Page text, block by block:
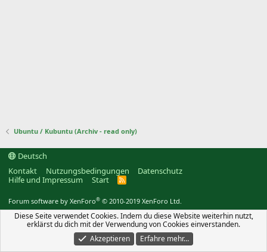
Ubuntu / Kubuntu (Archiv - read only)
Deutsch
Kontakt
Nutzungsbedingungen
Datenschutz
Hilfe und Impressum
Start
R
Forum software by XenForo® © 2010-2019 XenForo Ltd.
Diese Seite verwendet Cookies. Indem du diese Website weiterhin nutzt,
erklärst du dich mit der Verwendung von Cookies einverstanden.
Akzeptieren
Erfahre mehr…